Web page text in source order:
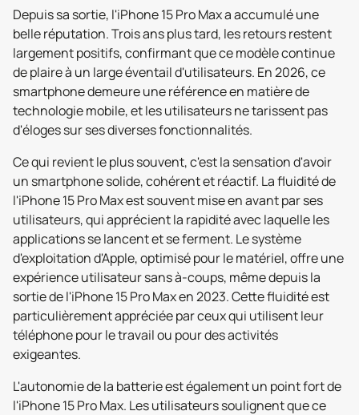
Depuis sa sortie, l'iPhone 15 Pro Max a accumulé une
belle réputation. Trois ans plus tard, les retours restent
largement positifs, confirmant que ce modèle continue
de plaire à un large éventail d'utilisateurs. En 2026, ce
smartphone demeure une référence en matière de
technologie mobile, et les utilisateurs ne tarissent pas
d'éloges sur ses diverses fonctionnalités.
Ce qui revient le plus souvent, c'est la sensation d'avoir
un smartphone solide, cohérent et réactif. La fluidité de
l'iPhone 15 Pro Max est souvent mise en avant par ses
utilisateurs, qui apprécient la rapidité avec laquelle les
applications se lancent et se ferment. Le système
d'exploitation d'Apple, optimisé pour le matériel, offre une
expérience utilisateur sans à-coups, même depuis la
sortie de l'iPhone 15 Pro Max en 2023. Cette fluidité est
particulièrement appréciée par ceux qui utilisent leur
téléphone pour le travail ou pour des activités
exigeantes.
L'autonomie de la batterie est également un point fort de
l'iPhone 15 Pro Max. Les utilisateurs soulignent que ce